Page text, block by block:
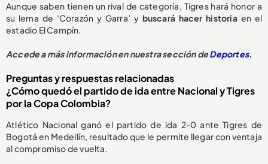
Aunque saben tienen un rival de categoría, Tigres hará honor a
su lema de ‘Corazón y Garra’ y buscará hacer historiaen el
estadio El Campín.
Accede a más información en nuestra sección deDeportes.
Preguntas y respuestas relacionadas
¿Cómo quedó el partido de ida entre Nacional y Tigres
por la Copa Colombia?
Atlético Nacional ganó el partido de ida 2-0 ante Tigres de
Bogotá en Medellín, resultado que le permite llegar con ventaja
al compromiso de vuelta.